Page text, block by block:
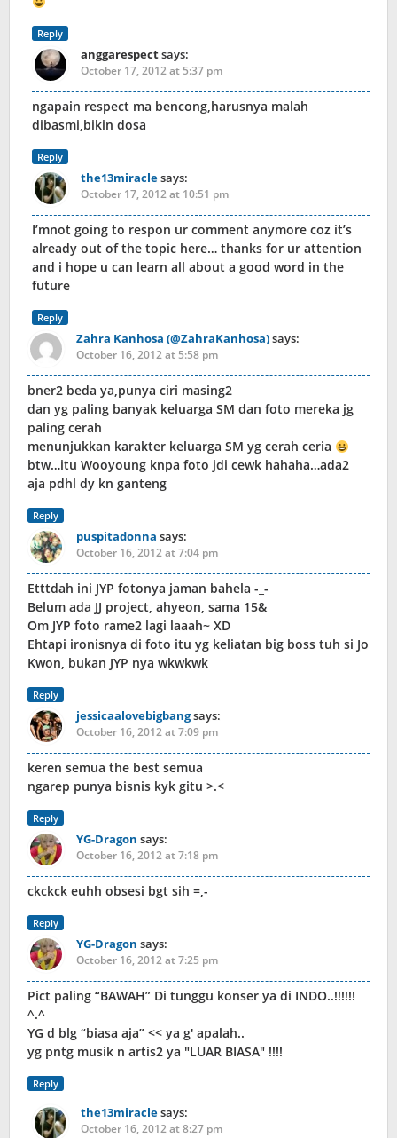
Reply
anggarespectsays:
October 17, 2012 at 5:37 pm
ngapain respect ma bencong,harusnya malah
dibasmi,bikin dosa
Reply
the13miraclesays:
October 17, 2012 at 10:51 pm
I’mnot going to respon ur comment anymore coz it’s
already out of the topic here… thanks for ur attention
and i hope u can learn all about a good word in the
future
Reply
Zahra Kanhosa (@ZahraKanhosa)says:
October 16, 2012 at 5:58 pm
bner2 beda ya,punya ciri masing2
dan yg paling banyak keluarga SM dan foto mereka jg
paling cerah
menunjukkan karakter keluarga SM yg cerah ceria
btw…itu Wooyoung knpa foto jdi cewk hahaha…ada2
aja pdhl dy kn ganteng
Reply
puspitadonna says:
October 16, 2012 at 7:04 pm
Etttdah ini JYP fotonya jaman bahela -_-
Belum ada JJ project, ahyeon, sama 15&
Om JYP foto rame2 lagi laaah~ XD
Ehtapi ironisnya di foto itu yg keliatan big boss tuh si Jo
Kwon, bukan JYP nya wkwkwk
Reply
jessicaalovebigbangsays:
October 16, 2012 at 7:09 pm
keren semua the best semua
ngarep punya bisnis kyk gitu >.<
Reply
YG-Dragon says:
October 16, 2012 at 7:18 pm
ckckck euhh obsesi bgt sih =,-
Reply
YG-Dragon says:
October 16, 2012 at 7:25 pm
Pict paling “BAWAH” Di tunggu konser ya di INDO..!!!!!!
^.^
YG d blg “biasa aja” << ya g' apalah..
yg pntg musik n artis2 ya "LUAR BIASA" !!!!
Reply
the13miraclesays:
October 16, 2012 at 8:27 pm